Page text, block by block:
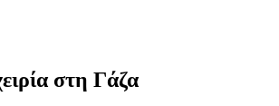
στη Γάζα